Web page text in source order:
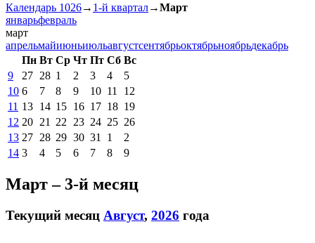
Календарь 1026→ 1-й квартал→Март
январьфевраль
март
апрельмайиюньиюльавгустсентябрьоктябрьноябрьдекабрь
Пн Вт Ср Чт Пт Сб Вс
9
27 28 1 2 3 4
5
10 6 7 8 9 10 11
12
11 13 14 15 16 17 18 19
12 20 21 22 23 24 25 26
13 27 28 29 30 31 1
2
14 3 4 5 6 7 8 9
Март – 3-й месяц
Текущий месяц Август, 2026 года